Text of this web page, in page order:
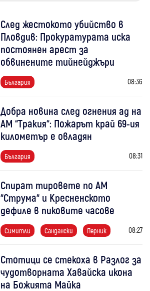
След жестокото убийство в
Пловдив: Прокуратурата иска
постоянен арест за
обвинените тийнейджъри
България 08:36
Добра новина след огнения ад на
АМ “Тракия“: Пожарът край 69-ия
километър е овладян
България 08:31
Спират тировете по АМ
“Струма“ и Кресненското
дефиле в пиковите часове
Симитли Сандански Перник 08:27
Стотици се стекоха в Разлог за
чудотворната Хавайска икона
на Божията Майка